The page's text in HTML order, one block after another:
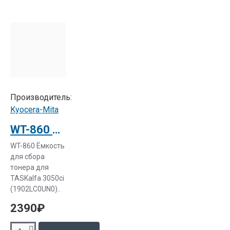
устойчивость
печатной
продукции
к
воздействию
влаги;
низкая
себестоимость
печатной
продукции.
Производитель:
Kyocera-Mita
WT-860 Ёмкость для сбора тонера для TASKalfa 3050ci (1902LC0UN0)
WT-860 Ёмкость
для сбора
тонера для
TASKalfa 3050ci
(1902LC0UN0)..
2390₽